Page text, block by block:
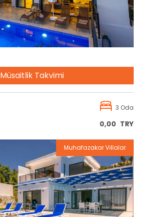
Müsaitlik Takvimi
3 Oda
0,00 TRY
Rezervasyon
Muhafazakar Villalar